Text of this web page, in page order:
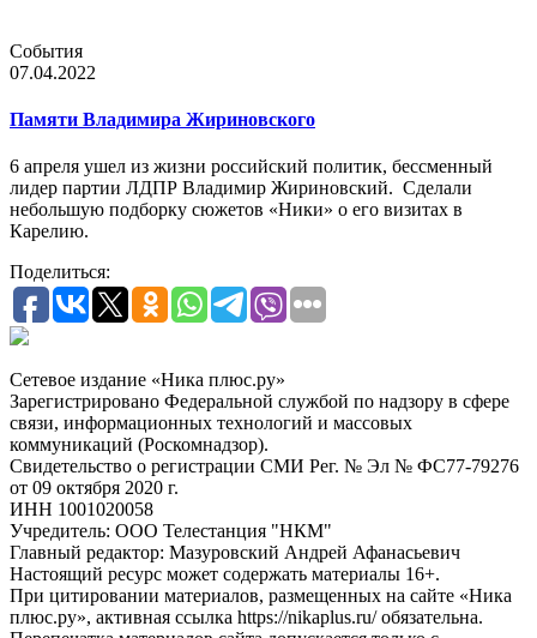
События
07.04.2022
Памяти Владимира Жириновского
6 апреля ушел из жизни российский политик, бессменный
лидер партии ЛДПР Владимир Жириновский. Сделали
небольшую подборку сюжетов «Ники» о его визитах в
Карелию.
Поделиться:
Сетевое издание «Ника плюс.ру»
Зарегистрировано Федеральной службой по надзору в сфере
связи, информационных технологий и массовых
коммуникаций (Роскомнадзор).
Свидетельство о регистрации СМИ Рег. № Эл № ФС77-79276
от 09 октября 2020 г.
ИНН 1001020058
Учредитель: ООО Телестанция "НКМ"
Главный редактор: Мазуровский Андрей Афанасьевич
Настоящий ресурс может содержать материалы 16+.
При цитировании материалов, размещенных на сайте «Ника
плюс.ру», активная ссылка https://nikaplus.ru/ обязательна.